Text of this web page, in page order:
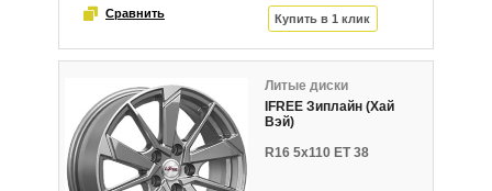
Литые диски
IFREE Зиплайн (Хай
Вэй)
R16 5x110 ET 38